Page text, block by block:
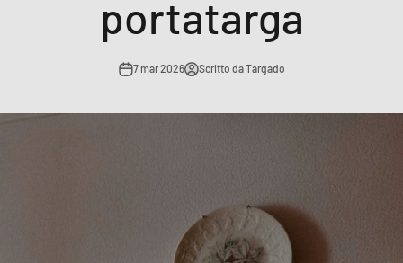
portatarga
7 mar 2026 Scritto da Targado